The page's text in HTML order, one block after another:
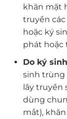
khăn mặt
truyền
hoặc ký
phát hoặc
Do ký
sinh trùng
lây truyền
dùng
mắt),